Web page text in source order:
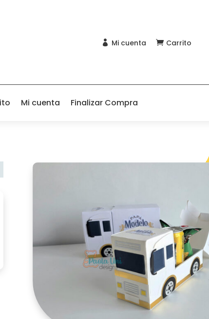
 Mi cuenta  Carrito
Mi cuenta Finalizar Compra